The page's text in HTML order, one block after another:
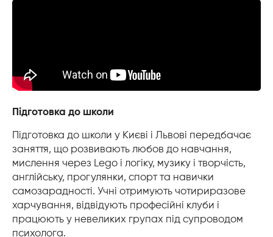
Підготовка до школи
Підготовка до школи у Києві і Львові передбачає
заняття, що розвивають любов до навчання,
мислення через Lego і логіку, музику і творчість,
англійську, прогулянки, спорт та навички
самозарадності. Учні отримують чотириразове
харчування, відвідують професійні клуби і
працюють у невеликих групах під супроводом
психолога.